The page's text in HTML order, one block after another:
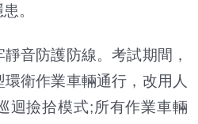
。
音防護防線。考試期間，
衛作業車輛通行，改用人
迴撿拾模式;所有作業車輛